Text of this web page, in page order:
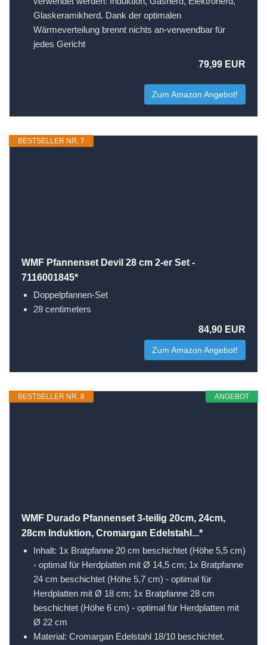
Glaskeramikherd. Dank der optimalen
Wärmeverteilung brennt nichts an-verwendbar für
jedes Gericht
79,99 EUR
Zum Amazon Angebot!
BESTSELLER NR. 7
WMF Pfannenset Devil 28 cm 2-er Set -
7116001845*
Doppelpfannen-Set
28 centimeters
84,90 EUR
Zum Amazon Angebot!
ANGEBOT
BESTSELLER NR. 8
WMF Durado Pfannenset 3-teilig 20cm, 24cm,
28cm Induktion, Cromargan Edelstahl...*
Inhalt: 1x Bratpfanne 20 cm beschichtet (Höhe 5,5 cm)
- optimal für Herdplatten mit Ø 14,5 cm; 1x Bratpfanne
24 cm beschichtet (Höhe 5,7 cm) - optimal für
Herdplatten mit Ø 18 cm; 1x Bratpfanne 28 cm
beschichtet (Höhe 6 cm) - optimal für Herdplatten mit
Ø 22 cm
Material: Cromargan Edelstahl 18/10 beschichtet.